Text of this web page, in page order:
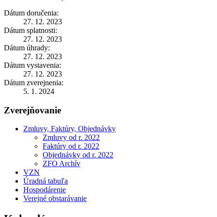
Dátum doručenia:
27. 12. 2023
Dátum splatnosti:
27. 12. 2023
Dátum úhrady:
27. 12. 2023
Dátum vystavenia:
27. 12. 2023
Dátum zverejnenia:
5. 1. 2024
Zverejňovanie
Zmluvy, Faktúry, Objednávky
Zmluvy od r. 2022
Faktúry od r. 2022
Objednávky od r. 2022
ZFO Archív
VZN
Úradná tabuľa
Hospodárenie
Verejné obstarávanie